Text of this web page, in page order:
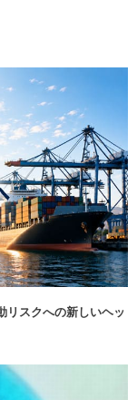
リスクへの新しいヘッ